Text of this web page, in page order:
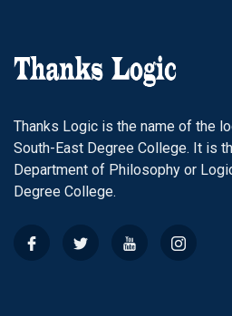
Thanks Logic is the name of the
South-East Degree College. It is
Department of Philosophy or
Degree College.